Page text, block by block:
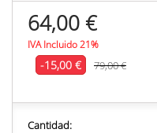
64,00 €
IVA Incluido 21%
-15,00 € 79,00 €
Cantidad: